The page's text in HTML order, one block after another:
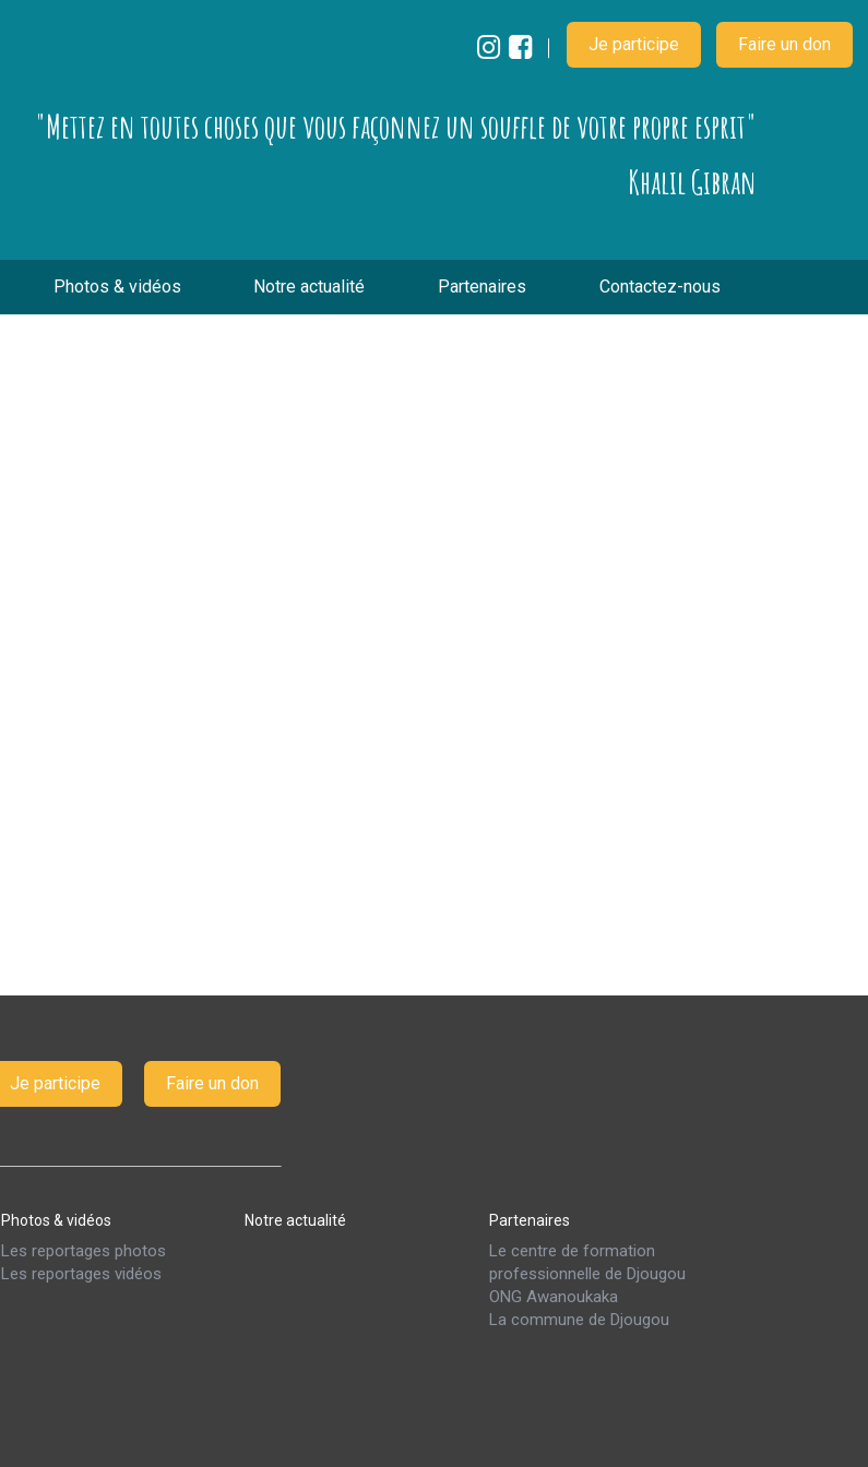
"Mettez en toutes choses que vous façonnez un souffle de votre propre esprit"
Khalil Gibran
Photos & vidéos Notre actualité Partenaires Contactez-nous
Je participe Faire un don
Je participe Faire un don
Photos & vidéos
Les reportages photos
Les reportages vidéos
Notre actualité Partenaires
Le centre de formation
professionnelle de Djougou
ONG Awanoukaka
La commune de Djougou